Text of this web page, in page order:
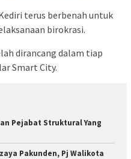
terus berbenah untuk
birokrasi.
dirancang dalam tiap
Smart City.
Pejabat Struktural Yang
Pakunden, Pj Walikota